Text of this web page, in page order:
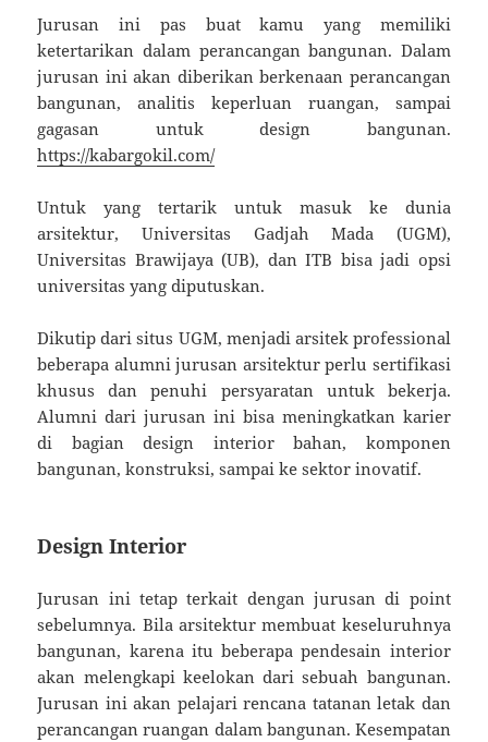
Jurusan ini pas buat kamu yang memiliki
ketertarikan dalam perancangan bangunan. Dalam
jurusan ini akan diberikan berkenaan perancangan
bangunan, analitis keperluan ruangan, sampai
gagasan untuk design bangunan.
https://kabargokil.com/
Untuk yang tertarik untuk masuk ke dunia
arsitektur, Universitas Gadjah Mada (UGM),
Universitas Brawijaya (UB), dan ITB bisa jadi opsi
universitas yang diputuskan.
Dikutip dari situs UGM, menjadi arsitek professional
beberapa alumni jurusan arsitektur perlu sertifikasi
khusus dan penuhi persyaratan untuk bekerja.
Alumni dari jurusan ini bisa meningkatkan karier
di bagian design interior bahan, komponen
bangunan, konstruksi, sampai ke sektor inovatif.
Design Interior
Jurusan ini tetap terkait dengan jurusan di point
sebelumnya. Bila arsitektur membuat keseluruhnya
bangunan, karena itu beberapa pendesain interior
akan melengkapi keelokan dari sebuah bangunan.
Jurusan ini akan pelajari rencana tatanan letak dan
perancangan ruangan dalam bangunan. Kesempatan